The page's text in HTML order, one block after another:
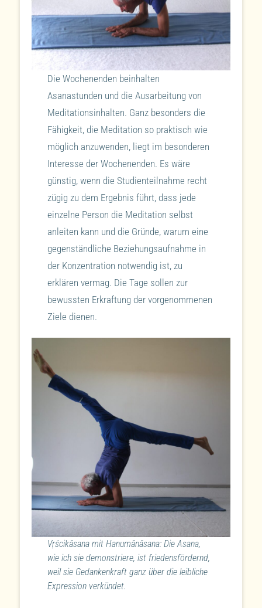
Die Wochenenden beinhalten
Asanastunden und die Ausarbeitung von
Meditationsinhalten. Ganz besonders die
Fähigkeit, die Meditation so praktisch wie
möglich anzuwenden, liegt im besonderen
Interesse der Wochenenden. Es wäre
günstig, wenn die Studienteilnahme recht
zügig zu dem Ergebnis führt, dass jede
einzelne Person die Meditation selbst
anleiten kann und die Gründe, warum eine
gegenständliche Beziehungsaufnahme in
der Konzentration notwendig ist, zu
erklären vermag. Die Tage sollen zur
bewussten Erkraftung der vorgenommenen
Ziele dienen.
Vṛścikāsana mit Hanumānāsana: Die Asana,
wie ich sie demonstriere, ist friedensfördernd,
weil sie Gedankenkraft ganz über die leibliche
Expression verkündet.